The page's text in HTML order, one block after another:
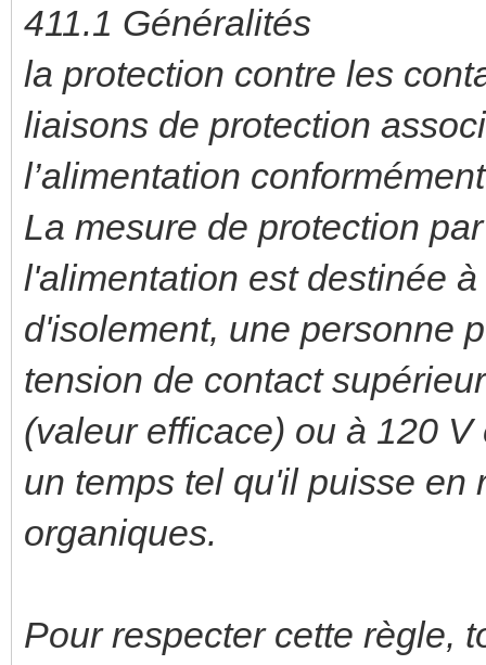
411.1 Généralités
la protection contre les
liaisons de protection
l’alimentation
La mesure de protection
l'alimentation est destinée
d'isolement, une personne
tension de contact
(valeur efficace) ou à 120
un temps tel qu'il puisse en
organiques.
Pour respecter cette règle,